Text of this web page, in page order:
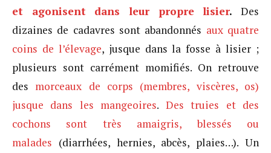
et agonisent dans leur propre lisier.Des
dizaines de cadavres sont abandonnés aux quatre
coins de l’élevage, jusque dans la fosse à lisier ;
plusieurs sont carrément momifiés. On retrouve
des morceaux de corps (membres, viscères, os)
jusque dans les mangeoires. Des truies et des
cochons sont très amaigris, blessés ou
malades (diarrhées, hernies, abcès, plaies…). Un